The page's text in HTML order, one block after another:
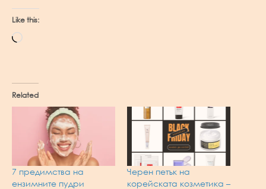
Like this:
Loading…
Related
7 предимства на
ензимните пудри
Черен петък на
корейската козметика –